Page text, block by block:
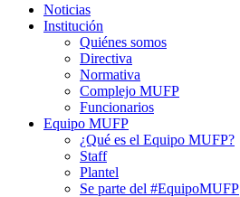
Noticias
Institución
Quiénes somos
Directiva
Normativa
Complejo MUFP
Funcionarios
Equipo MUFP
¿Qué es el Equipo MUFP?
Staff
Plantel
Se parte del #EquipoMUFP